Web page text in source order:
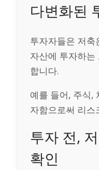
다변화된
투자자들은 저
자산에 투자하는
합니다.
예를 들어, 주식,
자함으로써 리스
투자 전,
확인